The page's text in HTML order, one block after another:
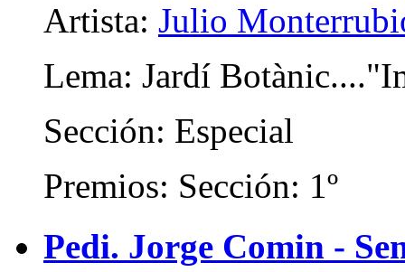
Artista: Julio
Lema: Jardí
Sección: Especial
Premios: Sección: 1º
Pedi. Jorge Comin -